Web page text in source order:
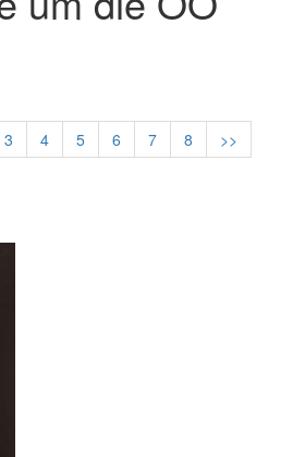
3 4 5 6 7 8
>>